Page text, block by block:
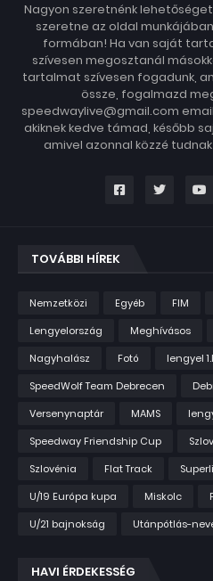
Nagyon szeretnénk
szeretne az oldal
formában! Ha van saját
szívesen megosztanál
tartalmat szívesen fogadunk,
össze, fogalmazd
speedwaylive@gmail.com
akiknek kedve támad, később
amivel azonnal közzé
TOVÁBBI HÍREK
Nemzetközi Egyéb FIM
Lengyelország
Meghívásos
Nagyhalász
Fotó
lengyel
SpeedWolf Team Debrecen
Versenynaptár
MAMS
Speedway Friendship Cup
Szlovénia
Flat Track
U/19 Európa kupa
Miskolc
U/21 bajnokság
Utánpótlás-
HAVI ÉRDEKESSÉG